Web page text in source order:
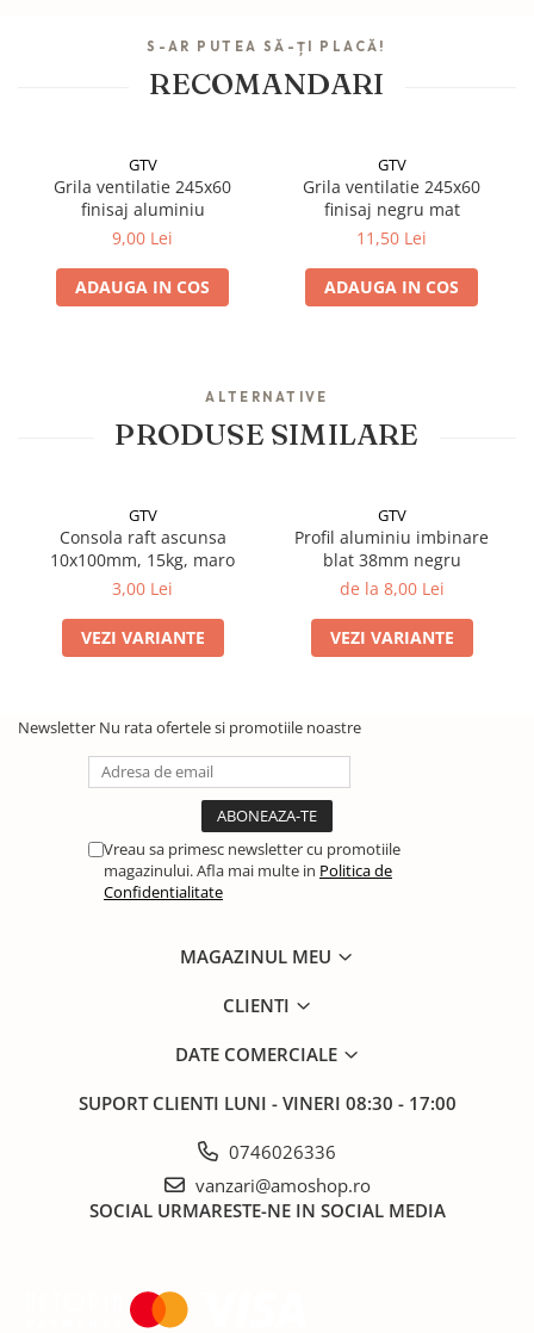
S-AR PUTEA SĂ-ȚI PLACĂ!
RECOMANDARI
GTV
Grila ventilatie 245x60
finisaj aluminiu
9,00 Lei
ADAUGA IN COS
GTV
Grila ventilatie 245x60
finisaj negru mat
11,50 Lei
ADAUGA IN COS
ALTERNATIVE
PRODUSE SIMILARE
GTV
Consola raft ascunsa
10x100mm, 15kg, maro
3,00 Lei
VEZI VARIANTE
GTV
Profil aluminiu imbinare
blat 38mm negru
de la 8,00 Lei
VEZI VARIANTE
Newsletter Nu rata ofertele si promotiile noastre
Vreau sa primesc newsletter cu promotiile
magazinului. Afla mai multe in Politica de
Confidentialitate
MAGAZINUL MEU
CLIENTI
DATE COMERCIALE
SUPORT CLIENTI LUNI - VINERI 08:30 - 17:00
0746026336
vanzari@amoshop.ro
SOCIAL URMARESTE-NE IN SOCIAL MEDIA